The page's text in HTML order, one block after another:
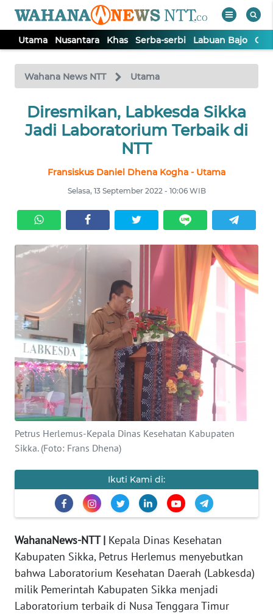
Utama Nusantara Khas Serba-serbi Labuan Bajo
Wahana News NTT Utama
Diresmikan, Labkesda Sikka
Jadi Laboratorium Terbaik di
NTT
Fransiskus Daniel Dhena Kogha - Utama
Selasa, 13 September 2022 - 10:06 WIB
Petrus Herlemus-Kepala Dinas Kesehatan Kabupaten
Sikka. (Foto: Frans Dhena)
Ikuti Kami di:
WahanaNews-NTT | Kepala Dinas Kesehatan
Kabupaten Sikka, Petrus Herlemus menyebutkan
bahwa Laboratorium Kesehatan Daerah (Labkesda)
milik Pemerintah Kabupaten Sikka menjadi
Laboratorium terbaik di Nusa Tenggara Timur
TV
Tutup
UTAMA
SERBA-
SERBI
LABUAN
OPINI
Informasi
INDEKS
BERITA
KONTAK
IKLAN
KAMI
PEDOMAN
MEDIA
SIBER
REDAKSI